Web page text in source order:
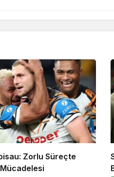
Zorlu Süreçte